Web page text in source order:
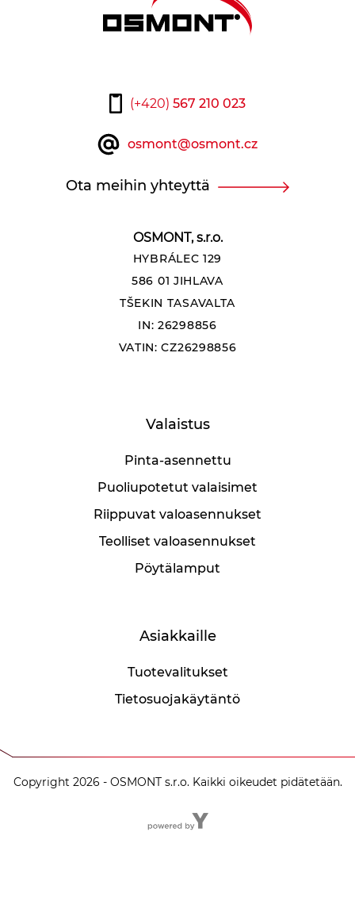
OSMONT, s.r.o.
HYBRÁLEC 129
586 01 JIHLAVA
TŠEKIN TASAVALTA
IN: 26298856
VATIN: CZ26298856
Valaistus
Pinta-asennettu
Puoliupotetut valaisimet
Riippuvat valoasennukset
Teolliset valoasennukset
Pöytälamput
Asiakkaille
Tuotevalitukset
Tietosuojakäytäntö
(+420) 567 210 023
osmont@osmont.cz
Ota meihin yhteyttä
Copyright 2026 - OSMONT s.r.o. Kaikki oikeudet pidätetään.